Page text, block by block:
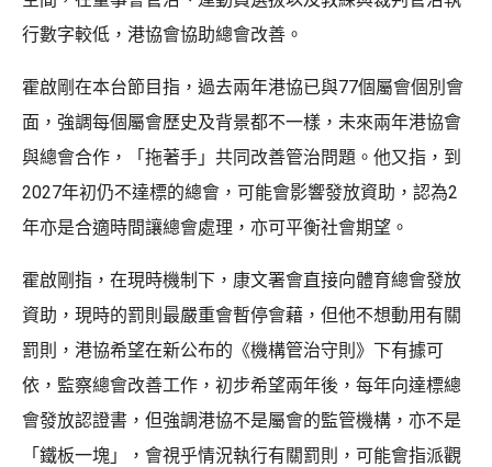
行數字較低，港協會協助總會改善。
霍啟剛在本台節目指，過去兩年港協已與77個屬會個別會
面，強調每個屬會歷史及背景都不一樣，未來兩年港協會
與總會合作，「拖著手」共同改善管治問題。他又指，到
2027年初仍不達標的總會，可能會影響發放資助，認為2
年亦是合適時間讓總會處理，亦可平衡社會期望。
霍啟剛指，在現時機制下，康文署會直接向體育總會發放
資助，現時的罰則最嚴重會暫停會藉，但他不想動用有關
罰則，港協希望在新公布的《機構管治守則》下有據可
依，監察總會改善工作，初步希望兩年後，每年向達標總
會發放認證書，但強調港協不是屬會的監管機構，亦不是
「鐵板一塊」，會視乎情況執行有關罰則，可能會指派觀